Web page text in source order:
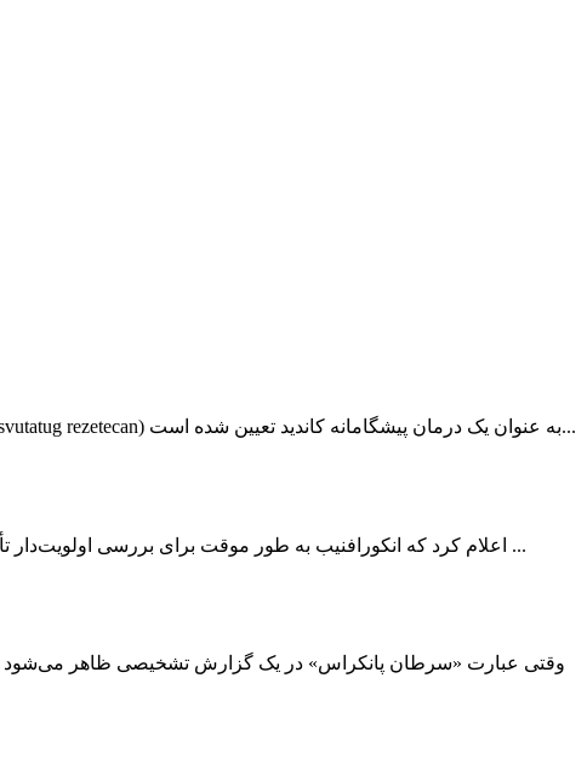
در ۲۱ آوریل ۲۰۲۶، مرکز ارزیابی دارو (CDE) وابسته به اداره ملی محصولات پزشکی اعلام کرد که داروی تزریقی HS-20093 (risvutatug rezetecan) به عنوان یک درمان پیشگامانه کاندید تعیین شده است...
اخیراً، مرکز ارزیابی دارو (CDE) وابسته به اداره ملی محصولات پزشکی چین (NMPA) اعلام کرد که انکورافنیب به طور موقت برای بررسی اولویت‌دار تأیید شده است. این دارو به صورت ترکیبی ...